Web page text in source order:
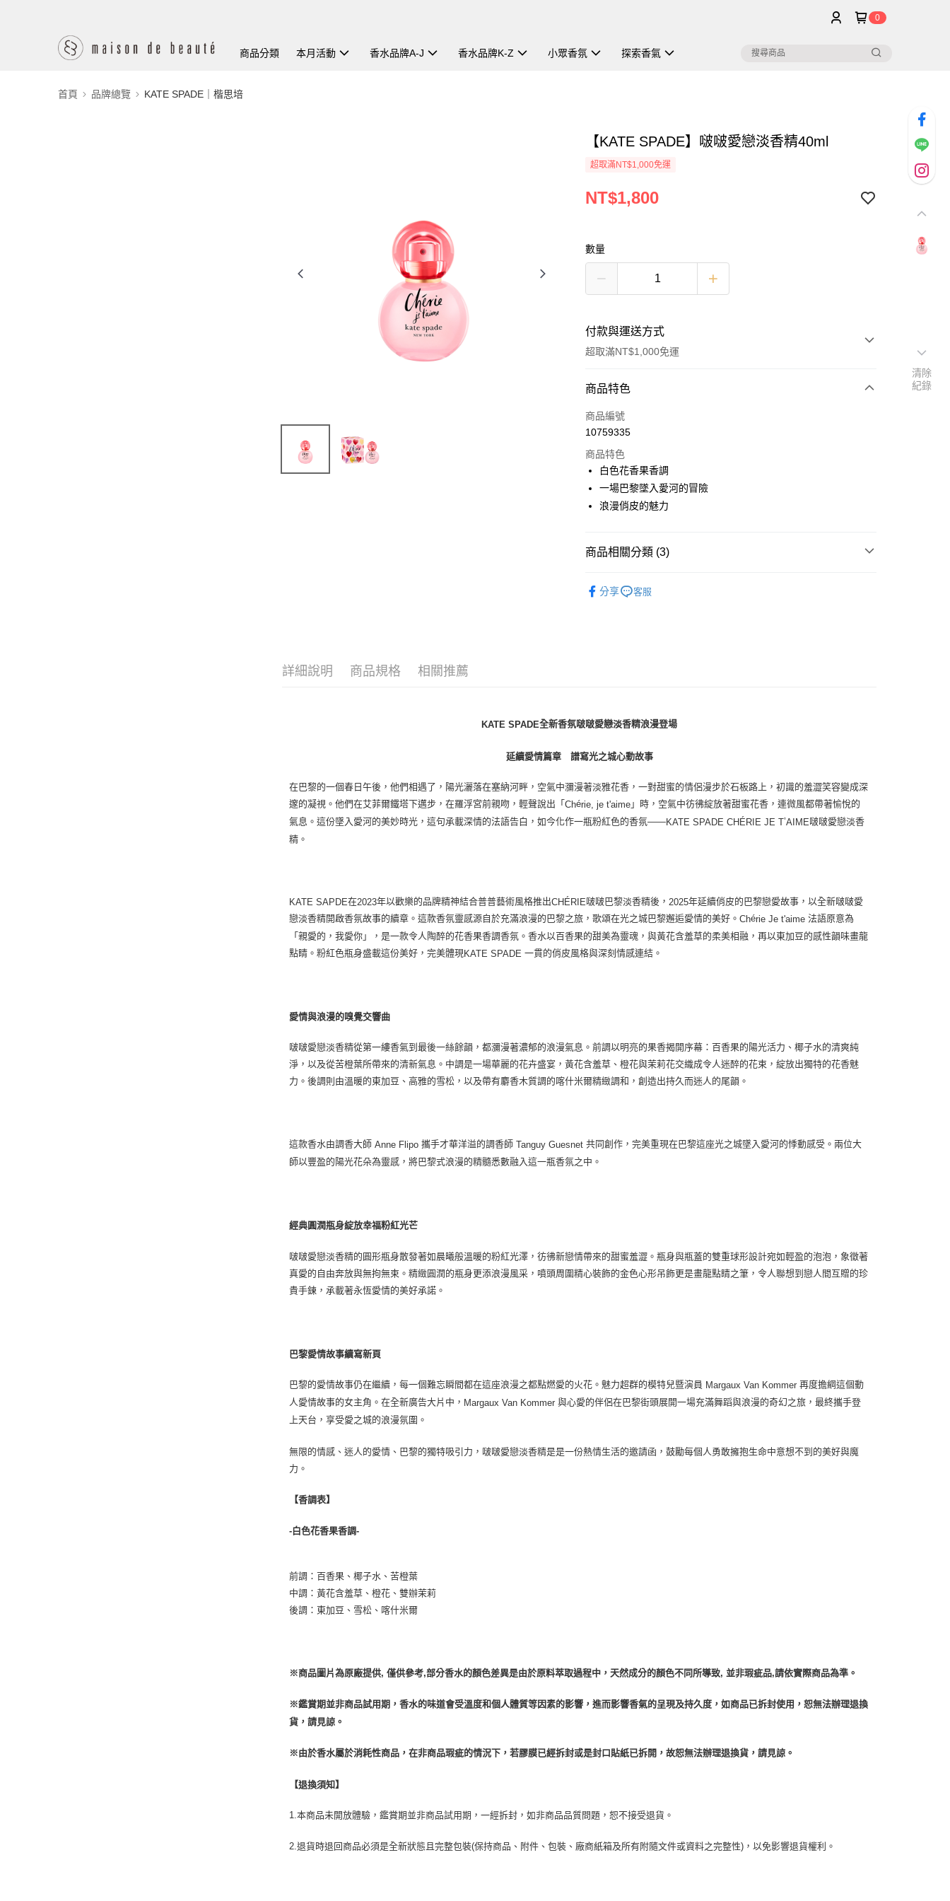
0
商品分類 本月活動 香水品牌A-J 香水品牌K-Z 小眾香氛 探索香氣
首頁 品牌總覽 KATE SPADE｜楷思培
【KATE SPADE】啵啵愛戀淡香精40ml
超取滿NT$1,000免運
NT$1,800
數量
付款與運送方式
超取滿NT$1,000免運
付款方式
信用卡一次付款
運送方式
付款後全家取貨
付款後萊爾富取貨
商品特色
商品編號
10759335
商品特色
白色花香果香調
一場巴黎墜入愛河的冒險
浪漫俏皮的魅力
商品相關分類 (3)
分享 客服
詳細說明 商品規格 相關推薦
KATE SPADE全新香氛啵啵愛戀淡香精浪漫登場
延續愛情篇章 譜寫光之城心動故事
在巴黎的一個春日午後，他們相遇了，陽光灑落在塞納河畔，空氣中瀰漫著淡雅花香，一對甜蜜的情侶漫步於石板路上，初識的羞澀笑容變成深
邃的凝視。他們在艾菲爾鐵塔下邁步，在羅浮宮前親吻，輕聲說出「Chérie, je t'aime 」時，空氣中彷彿綻放著甜蜜花香，連微風都帶著愉悅的
氣息。這份墜入愛河的美妙時光，這句承載深情的法語告白，如今化作一瓶粉紅色的香氛——KATE SPADE CHÉRIE JE T’AIME啵啵愛戀淡香
精。
KATE SAPDE在2023年以歡樂的品牌精神結合普普藝術風格推出CHÉRIE啵啵巴黎淡香精後， 2025年延續俏皮的巴黎戀愛故事，以全新啵啵愛
戀淡香精開啟香氛故事的續章。這款香氛靈感源自於充滿浪漫的巴黎之旅，歌頌在光之城巴黎邂逅愛情的美好。Chérie Je t'aime法語原意為
「親愛的，我愛你」，是一款令人陶醉的花香果香調香氛。香水以百香果的甜美為靈魂，與黃花含羞草的柔美相融，再以東加豆的感性韻味畫龍
點睛。粉紅色瓶身盛載這份美好，完美體現KATE SPADE一貫的俏皮風格與深刻情感連結。
愛情與浪漫的嗅覺交響曲
啵啵愛戀淡香精從第一縷香氣到最後一絲餘韻，都瀰漫著濃郁的浪漫氣息。前調以明亮的果香揭開序幕：百香果的陽光活力、椰子水的清爽純
淨，以及從苦橙葉所帶來的清新氣息。中調是一場華麗的花卉盛宴，黃花含羞草、橙花與茉莉花交織成令人迷醉的花束，綻放出獨特的花香魅
力。後調則由溫暖的東加豆、高雅的雪松，以及帶有麝香木質調的喀什米爾精緻調和，創造出持久而迷人的尾韻。
這款香水由調香大師 Anne Flipo攜手才華洋溢的調香師 Tanguy Guesnet共同創作，完美重現在巴黎這座光之城墜入愛河的悸動感受。兩位大
師以豐盈的陽光花朵為靈感，將巴黎式浪漫的精髓悉數融入這一瓶香氛之中。
經典圓潤瓶身綻放幸福粉紅光芒
啵啵愛戀淡香精的圓形瓶身散發著如晨曦般溫暖的粉紅光澤，彷彿新戀情帶來的甜蜜羞澀。瓶身與瓶蓋的雙重球形設計宛如輕盈的泡泡，象徵著
真愛的自由奔放與無拘無束。精緻圓潤的瓶身更添浪漫風采，噴頭周圍精心裝飾的金色心形吊飾更是畫龍點睛之筆，令人聯想到戀人間互贈的珍
貴手鍊，承載著永恆愛情的美好承諾。
巴黎愛情故事續寫新頁
巴黎的愛情故事仍在繼續，每一個難忘瞬間都在這座浪漫之都點燃愛的火花。魅力超群的模特兒暨演員 Margaux Van Kommer再度擔綱這個動
人愛情故事的女主角。在全新廣告大片中， Margaux Van Kommer與心愛的伴侶在巴黎街頭展開一場充滿舞蹈與浪漫的奇幻之旅，最終攜手登
上天台，享受愛之城的浪漫氛圍。
無限的情感、迷人的愛情、巴黎的獨特吸引力，啵啵愛戀淡香精是是一份熱情生活的邀請函，鼓勵每個人勇敢擁抱生命中意想不到的美好與魔
力。
【香調表】
-白色花香果香調-
前調：百香果、椰子水、苦橙葉
中調：黃花含羞草、橙花、雙辦茉莉
後調：東加豆、雪松、喀什米爾
※商品圖片為原廠提供, 僅供參考,部分香水的顏色差異是由於原料萃取過程中，天然成分的顏色不同所導致, 並非瑕疵品,請依實際商品為準。
※鑑賞期並非商品試用期，香水的味道會受溫度和個人體質等因素的影響，進而影響香氣的呈現及持久度，如商品已拆封使用，恕無法辦理退換
貨，請見諒。
※由於香水屬於消耗性商品，在非商品瑕疵的情況下，若膠膜已經拆封或是封口貼紙已拆開，故恕無法辦理退換貨，請見諒。
【退換須知】
1.本商品未開放體驗，鑑賞期並非商品試用期，一經拆封，如非商品品質問題，恕不接受退貨。
2.退貨時退回商品必須是全新狀態且完整包裝(保持商品、附件、包裝、廠商紙箱及所有附隨文件或資料之完整性)，以免影響退貨權利。
清除
紀錄